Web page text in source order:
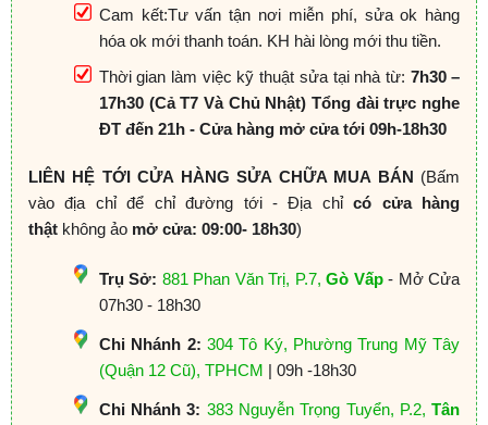
Cam kết:Tư vấn tận nơi miễn phí, sửa ok hàng
hóa ok mới thanh toán. KH hài lòng mới thu tiền.
Thời gian làm việc kỹ thuật sửa tại nhà từ: 7h30 –
17h30 (Cả T7 Và Chủ Nhật) Tổng đài trực nghe
ĐT đến 21h - Cửa hàng mở cửa tới 09h-18h30
LIÊN HỆ TỚI CỬA HÀNG SỬA CHỮA MUA BÁN (Bấm
vào địa chỉ để chỉ đường tới - Địa chỉcó cửa hàng
thậtkhông ảo mở cửa: 09:00- 18h30)
Trụ Sở: 881 Phan Văn Trị, P.7,Gò Vấp- Mở Cửa
07h30 - 18h30
Chi Nhánh 2: 304 Tô Ký, Phường Trung Mỹ Tây
(Quận 12 Cũ), TPHCM | 09h -18h30
Chi Nhánh 3: 383 Nguyễn Trọng Tuyển, P.2,Tân